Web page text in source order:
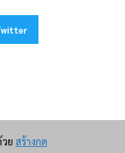
วย สร้างกด